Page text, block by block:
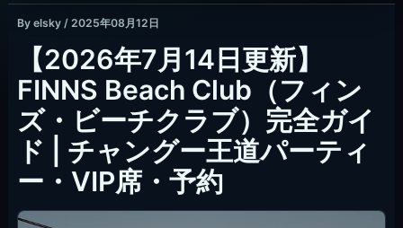
By elsky / 2025年08月12日
【2026年7月14日更新】
FINNS Beach Club（フィン
ズ・ビーチクラブ）完全ガイ
ド | チャングー王道パーティ
ー・VIP席・予約